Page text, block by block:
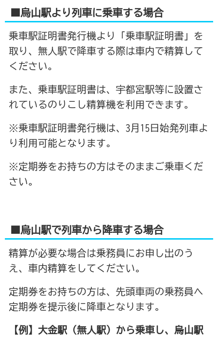
■烏山駅より列車に乗車する場合
乗車駅証明書発行機より「乗車駅証明書」を
取り、無人駅で降車する際は車内で精算して
ください。
また、乗車駅証明書は、宇都宮駅等に設置さ
れているのりこし精算機を利用できます。
※乗車駅証明書発行機は、3月15日始発列車よ
り利用可能となります。
※定期券をお持ちの方はそのままご乗車くだ
さい。
■烏山駅で列車から降車する場合
精算が必要な場合は乗務員にお申し出のう
え、車内精算をしてください。
定期券をお持ちの方は、先頭車両の乗務員へ
定期券を提示後に降車となります。
【例】大金駅（無人駅）から乗車し、烏山駅